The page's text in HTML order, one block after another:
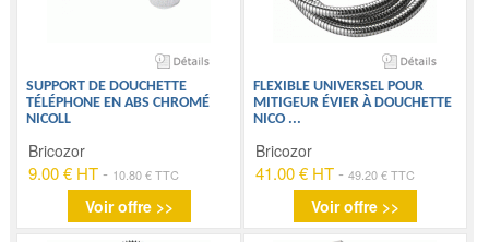
SUPPORT DE DOUCHETTE
TÉLÉPHONE EN ABS CHROMÉ
NICOLL
Bricozor
9.00 € HT - 10.80 € TTC
Voir offre >>
FLEXIBLE UNIVERSEL POUR
MITIGEUR ÉVIER À DOUCHETTE
NICO ...
Bricozor
41.00 € HT- 49.20 € TTC
Voir offre >>